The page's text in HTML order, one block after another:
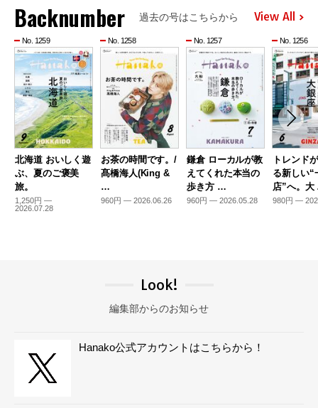
Backnumber 過去の号はこちらから View All
No. 1259
北海道 おいしく遊
ぶ、夏のご褒美
旅。
1,250円 —
2026.07.28
No. 1258
お茶の時間です。/
髙橋海人(King &
…
960円 — 2026.06.26
No. 1257
鎌倉 ローカルが教
えてくれた本当の
歩き方 …
960円 — 2026.05.28
No. 1256
トレンド
る新しい“
店”へ。
980円 —
Look!
編集部からのお知らせ
Hanako公式アカウントはこちらから！